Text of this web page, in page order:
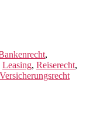
,
Leasing, Reiserecht,
Versicherungsrecht